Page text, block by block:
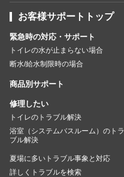
お客様サポートトップ
緊急時の対応・サポート
トイレの水が止まらない場合
断水/給水制限時の場合
商品別サポート
修理したい
トイレのトラブル解決
浴室（システムバスルーム）のトラ
ブル解決
夏場に多いトラブル事象と対応
詳しくトラブルを検索